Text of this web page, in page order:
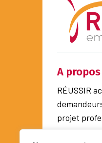
A propos
RÉUSSIR
projet
APPELLEZ-